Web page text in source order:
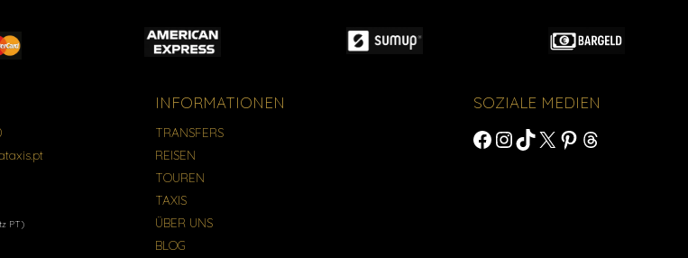
PT)
INFORMATIONEN
TRANSFERS
REISEN
TOUREN
TAXIS
ÜBER UNS
BLOG
SOZIALE MEDIEN
Facebook InstagramTikTok X Pinterest Threads